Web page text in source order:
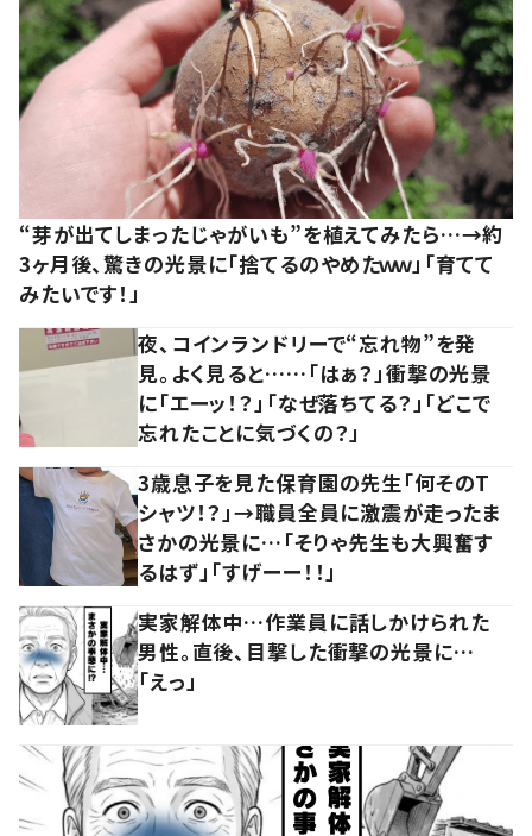
“芽が出てしまったじゃがいも”を植えてみたら…→約
3ヶ月後、驚きの光景に「捨てるのやめたｗｗ」「育てて
みたいです！」
夜、コインランドリーで“忘れ物”を発
見。よく見ると……「はぁ？」衝撃の光景
に「エーッ！？」「なぜ落ちてる？」「どこで
忘れたことに気づくの？」
3歳息子を見た保育園の先生「何そのT
シャツ！？」→職員全員に激震が走ったま
さかの光景に…「そりゃ先生も大興奮す
るはず」「すげーー！！」
実家解体中…作業員に話しかけられた
男性。直後、目撃した衝撃の光景に…
「えっ」